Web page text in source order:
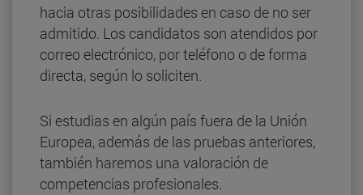
hacia otras posibilidades en caso de no ser
admitido. Los candidatos son atendidos por
correo electrónico, por teléfono o de forma
directa, según lo soliciten.
Si estudias en algún país fuera de la Unión
Europea, además de las pruebas anteriores,
también haremos una valoración de
competencias profesionales.